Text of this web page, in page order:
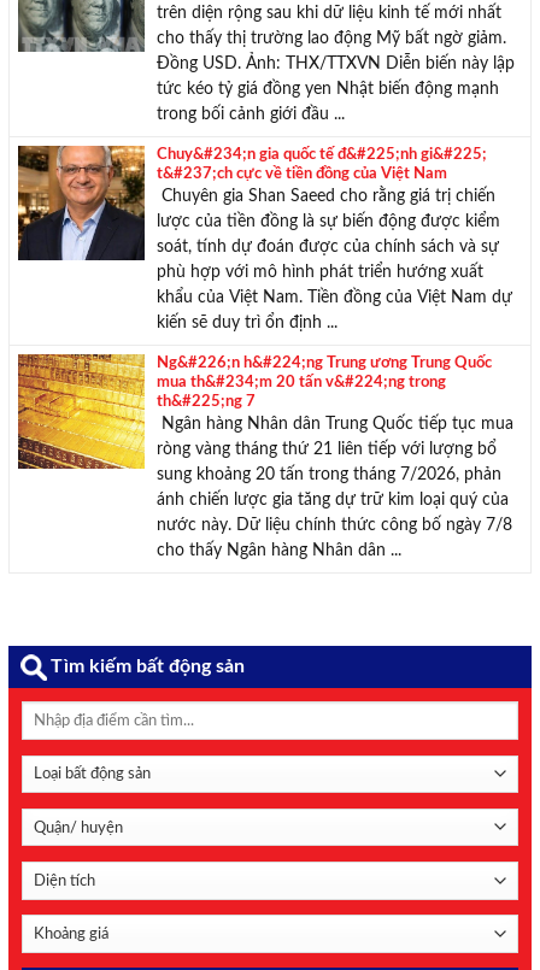
trên diện rộng sau khi dữ liệu kinh tế mới nhất
cho thấy thị trường lao động Mỹ bất ngờ giảm.
Đồng USD. Ảnh: THX/TTXVN Diễn biến này lập
tức kéo tỷ giá đồng yen Nhật biến động mạnh
trong bối cảnh giới đầu ...
Chuy&#234;n gia quốc tế đ&#225;nh gi&#225;
t&#237;ch cực về tiền đồng của Việt Nam
Chuyên gia Shan Saeed cho rằng giá trị chiến
lược của tiền đồng là sự biến động được kiểm
soát, tính dự đoán được của chính sách và sự
phù hợp với mô hình phát triển hướng xuất
khẩu của Việt Nam. Tiền đồng của Việt Nam dự
kiến sẽ duy trì ổn định ...
Ng&#226;n h&#224;ng Trung ương Trung Quốc
mua th&#234;m 20 tấn v&#224;ng trong
th&#225;ng 7
Ngân hàng Nhân dân Trung Quốc tiếp tục mua
ròng vàng tháng thứ 21 liên tiếp với lượng bổ
sung khoảng 20 tấn trong tháng 7/2026, phản
ánh chiến lược gia tăng dự trữ kim loại quý của
nước này. Dữ liệu chính thức công bố ngày 7/8
cho thấy Ngân hàng Nhân dân ...
Tìm kiếm bất động sản